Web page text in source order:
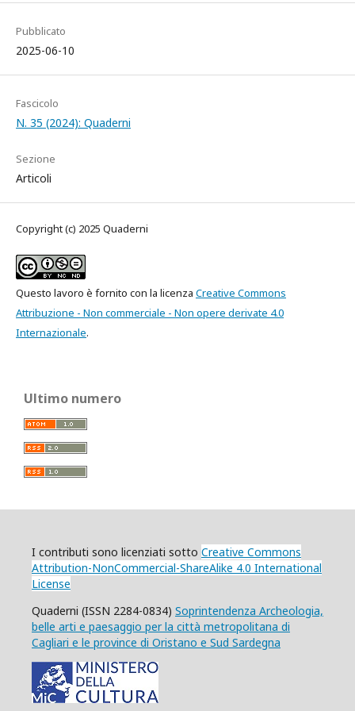
Pubblicato
2025-06-10
Fascicolo
N. 35 (2024): Quaderni
Sezione
Articoli
Copyright (c) 2025 Quaderni
Questo lavoro è fornito con la licenza Creative Commons
Attribuzione - Non commerciale - Non opere derivate 4.0
Internazionale.
Ultimo numero
I contributi sono licenziati sotto Creative Commons
Attribution-NonCommercial-ShareAlike 4.0 International
License
Quaderni (ISSN 2284-0834) Soprintendenza Archeologia,
belle arti e paesaggio per la città metropolitana di
Cagliari e le province di Oristano e Sud Sardegna